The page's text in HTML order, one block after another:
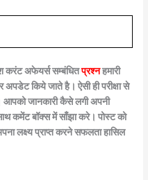
करंट अफेयर्स सम्बंधितप्रश्नहमारी
अपडेट किये जाते है। ऐसी ही परीक्षा से
आपको जानकारी कैसे लगी अपनी
कमेंट बॉक्स में साँझा करे। पोस्ट को
लक्ष्य प्राप्त करने सफलता हासिल